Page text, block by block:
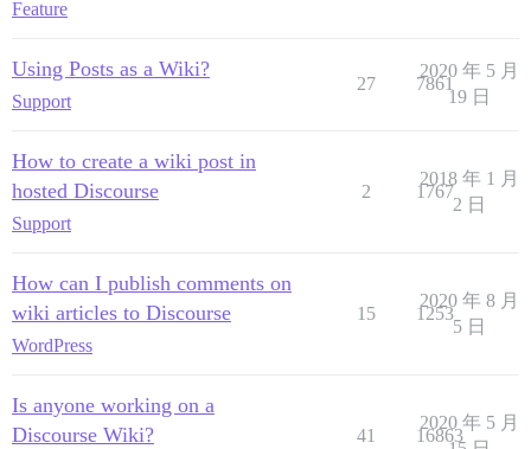
Feature
Using Posts as a Wiki?
Support
27 7861
2020 年 5 月
19 日
How to create a wiki post in
hosted Discourse
Support
2 1767
2018 年 1 月
2 日
How can I publish comments on
wiki articles to Discourse
WordPress
15 1253
2020 年 8 月
5 日
Is anyone working on a
Discourse Wiki?
41 16863
2020 年 5 月